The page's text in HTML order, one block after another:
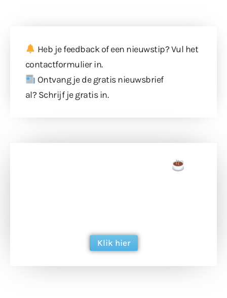
Heb je feedback of een nieuwstip? Vul het
contactformulierin.
Ontvang je de gratis nieuwsbrief
al? Schrijf je gratis in.
Klik hier